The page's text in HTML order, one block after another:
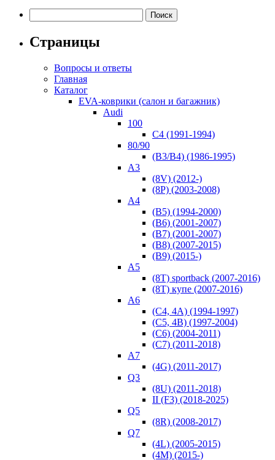
Страницы
Вопросы и ответы
Главная
Каталог
EVA-коврики (салон и багажник)
Audi
100
C4 (1991-1994)
80/90
(B3/B4) (1986-1995)
A3
(8V) (2012-)
(8Р) (2003-2008)
A4
(B5) (1994-2000)
(B6) (2001-2007)
(B7) (2001-2007)
(B8) (2007-2015)
(B9) (2015-)
A5
(8T) sportback (2007-2016)
(8T) купе (2007-2016)
A6
(C4, 4A) (1994-1997)
(C5, 4B) (1997-2004)
(C6) (2004-2011)
(C7) (2011-2018)
A7
(4G) (2011-2017)
Q3
(8U) (2011-2018)
II (F3) (2018-2025)
Q5
(8R) (2008-2017)
Q7
(4L) (2005-2015)
(4M) (2015-)